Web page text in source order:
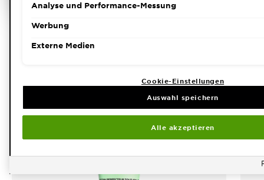
PERSONEN, DIE SICH DIESEN
ARTIKEL ANGESEHEN HABEN,
Analyse und Performance-Messung
Werbung
Externe Medien
Cookie-Einstellungen
Auswahl speichern
Alle akzeptieren